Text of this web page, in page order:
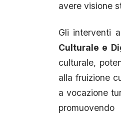
avere visione
Gli interventi
Culturale e
culturale,
alla fruizione
a vocazione